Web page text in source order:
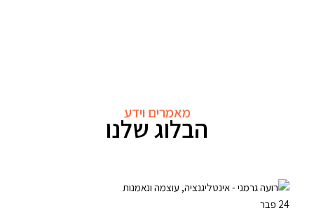
מאמרים וידע
הבלוג שלנו
24 פבר